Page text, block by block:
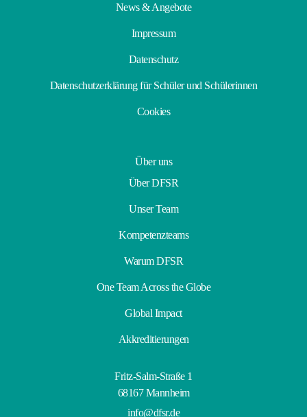
News & Angebote
Impressum
Datenschutz
Datenschutzerklärung für Schüler und Schülerinnen
Cookies
Über uns
Über DFSR
Unser Team
Kompetenzteams
Warum DFSR
One Team Across the Globe
Global Impact
Akkreditierungen
Fritz-Salm-Straße 1
68167 Mannheim
info@dfsr.de